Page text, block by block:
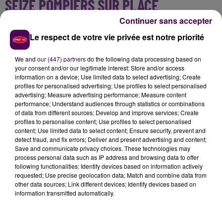
SEIZE POMPIERS SUR PLACE
Dans l'autre véhicule,
une femme, elle aussi âgée de
20 ans, a été légèrement blessée. L'intervention aura
mobilisé jusqu'à seize sapeurs-pompiers, dont un chef
de groupe, à bord de cinq engins.
À LA UNE
Le respect de votre vie privée est notre priorité
We and our (447) partnersdo the following data processing based on
your consent and/or our legitimate interest: Store and/or access
information on a device; Use limited data to select advertising; Create
profiles for personalised advertising; Use profiles to select personalised
advertising; Measure advertising performance; Measure content
performance; Understand audiences through statistics or combinations
of data from different sources; Develop and improve services; Create
profiles to personalise content; Use profiles to select personalised
content; Use limited data to select content; Ensure security, prevent and
detect fraud, and fix errors; Deliver and present advertising and content;
Save and communicate privacy choices. These technologies may
process personal data such as IP address and browsing data to offer
following functionalities: Identify devices based on information actively
requested; Use precise geolocation data; Match and combine data from
other data sources; Link different devices; Identify devices based on
information transmitted automatically.
Continuer sans accepter